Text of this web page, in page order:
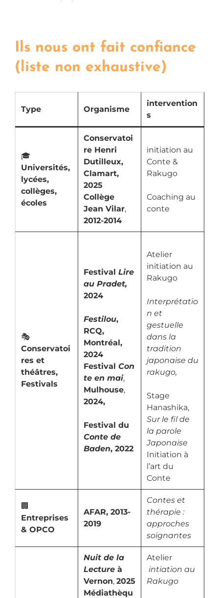
Ils nous ont fait confiance
(liste non exhaustive)
Type Organisme
intervention
s
🎓
Universités,
lycées,
collèges,
écoles
Conservatoi
re Henri
Dutilleux,
Clamart,
2025
Collège
Jean Vilar,
2012-2014
initiation au
Conte &
Rakugo
Coaching au
conte
🎭
Conservatoi
res et
théâtres,
Festivals
Festival Lire
au Pradet,
2024
Festilou,
RCQ,
Montréal,
2024
Festival Con
te en mai,
Mulhouse,
2024,
Festival du
Conte de
Baden, 2022
Atelier
initiation au
Rakugo
Interprétatio
n et
gestuelle
dans la
tradition
japonaise du
rakugo,
Stage
Hanashika,
Sur le fil de
la parole
Japonaise
Initiation à
l’art du
Conte
🏢
Entreprises
& OPCO
AFAR, 2013-
2019
Contes et
thérapie :
approches
soignantes
Nuit de la
Lectureà
Vernon, 2025
Médiathèqu
Atelier
intiation au
Rakugo